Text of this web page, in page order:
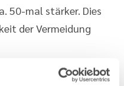
50-mal stärker. Dies
der Vermeidung